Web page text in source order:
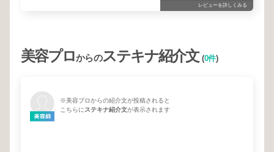
レビューを詳しくみる
美容プロからのステキナ紹介文(0件)
※美容プロからの紹介文が投稿されると
こちらにステキナ紹介文が表示されます